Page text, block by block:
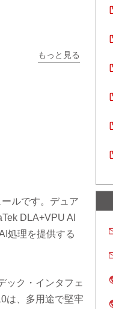
もっと見る
ルです。デュア
DLA+VPU AI
処理を提供する
ック・インタフェ
は、多用途で堅牢